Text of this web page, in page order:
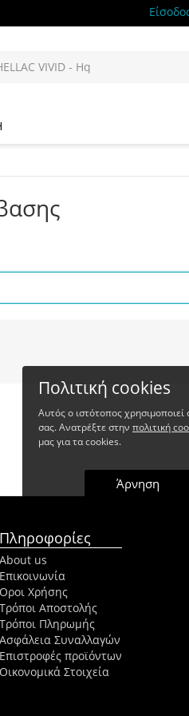
Πληροφορίες
About us
Επικοινωνία
Οροι Χρήσης
Τρόποι Αποστολής
Τρόποι Πληρωμής
Ασφάλεια Συναλλαγών
Επιστροφές προϊόντων
Οικονομικά Στοιχεία
Πολιτική cookies
Αυτός ο ιστότοπος
σας. Ανατρέξτε στην πολιτική
μας για τα cookies.
Άρνηση